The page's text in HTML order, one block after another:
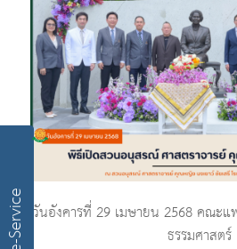
วันอังคารที่ 29 เมษายน 2568 คณะ
ธรรมศาสตร์
e-Service